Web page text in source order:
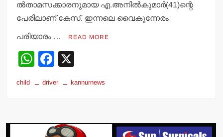
ല്‍താമസക്കാരനുമായ എ.അനില്‍കുമാര്‍(41)ന്റെ
പേരിലാണ് കേസ്. ഇന്നലെ വൈകുന്നേരം
പരിയാരം … READ MORE
W
at
A
F
c
b
child driver kannurnews